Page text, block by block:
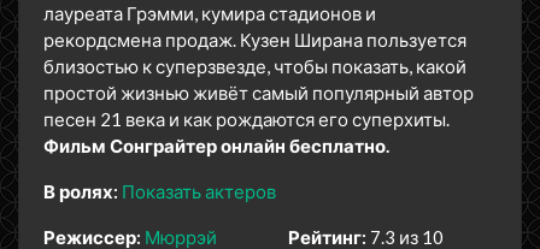
лауреата Грэмми, кумира стадионов и
рекордсмена продаж. Кузен Ширана пользуется
близостью к суперзвезде, чтобы показать, какой
простой жизнью живёт самый популярный автор
песен 21 века и как рождаются его суперхиты.
Фильм Сонграйтер онлайн бесплатно.
В ролях: Показать актеров
Режиссер: Мюррэй
Рейтинг: 7.3 из 10